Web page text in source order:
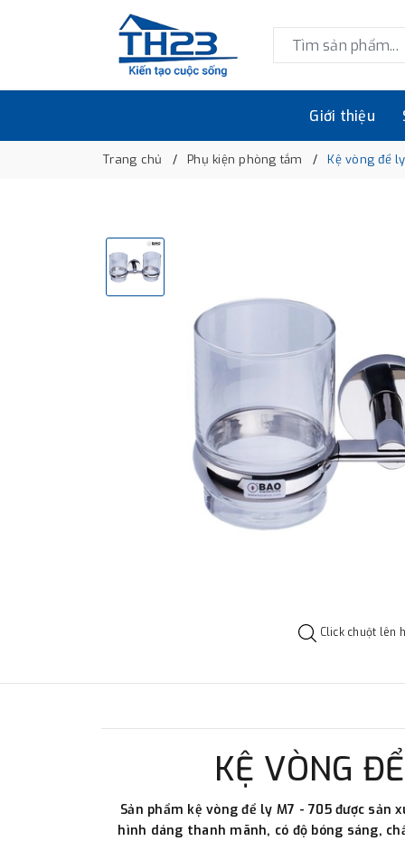
Giới thiệu
Trang chủ Phụ kiện phòng tắm Kệ vòng để
Click chuột lên
KỆ VÒNG
Sản phẩm kệ vòng để ly M7 - 705 được sản
hình dáng thanh mãnh, có độ bóng sáng,